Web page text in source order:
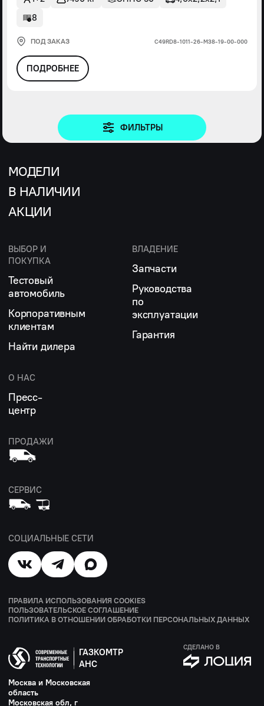
8
ПОД ЗАКАЗ С49RD8-1011-26-М38-19-00-000
ПОДРОБНЕЕ
ФИЛЬТРЫ
МОДЕЛИ
В НАЛИЧИИ
АКЦИИ
ВЫБОР И
ПОКУПКА
Тестовый
автомобиль
Корпоративным
клиентам
Найти дилера
ВЛАДЕНИЕ
Запчасти
Руководства
по
эксплуатации
Гарантия
О НАС
Пресс-
центр
ПРОДАЖИ
СЕРВИС
ГАЗКОМТР
АНС
Москва и Московская
область
Московская обл, г
СДЕЛАНО В
СОЦИАЛЬНЫЕ СЕТИ
ПОЛЬЗОВАТЕЛЬСКОЕ СОГЛАШЕНИЕ
ПРАВИЛА ИСПОЛЬЗОВАНИЯ COOKIES
ПОЛИТИКА В ОТНОШЕНИИ ОБРАБОТКИ ПЕРСОНАЛЬНЫХ ДАННЫХ